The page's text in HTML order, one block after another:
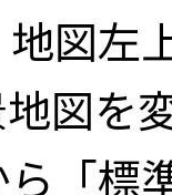
図左
図を
ら「